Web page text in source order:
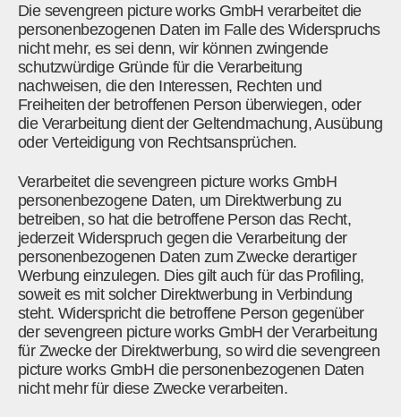
Die sevengreen picture works GmbH verarbeitet die
personenbezogenen Daten im Falle des Widerspruchs
nicht mehr, es sei denn, wir können zwingende
schutzwürdige Gründe für die Verarbeitung
nachweisen, die den Interessen, Rechten und
Freiheiten der betroffenen Person überwiegen, oder
die Verarbeitung dient der Geltendmachung, Ausübung
oder Verteidigung von Rechtsansprüchen.
Verarbeitet die sevengreen picture works GmbH
personenbezogene Daten, um Direktwerbung zu
betreiben, so hat die betroffene Person das Recht,
jederzeit Widerspruch gegen die Verarbeitung der
personenbezogenen Daten zum Zwecke derartiger
Werbung einzulegen. Dies gilt auch für das Profiling,
soweit es mit solcher Direktwerbung in Verbindung
steht. Widerspricht die betroffene Person gegenüber
der sevengreen picture works GmbH der Verarbeitung
für Zwecke der Direktwerbung, so wird die sevengreen
picture works GmbH die personenbezogenen Daten
nicht mehr für diese Zwecke verarbeiten.